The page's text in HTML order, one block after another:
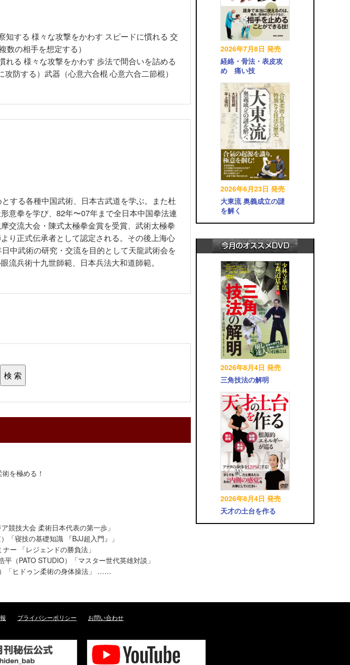
する 様々な攻撃をかわす スピードに慣れる 交
数の相手を想定する）
る 様々な攻撃をかわす 歩法で間合いを詰める
防する）武器（心意六合棍 心意六合二節棍）
する各種中国武術、日本古武道を学ぶ。また杜
意拳を学び、82年〜07年まで全日本中国拳法連
交流大会・陳式太極拳金賞を受賞、武術太極拳
り正式伝承者として認定される。その後上海心
中武術の研究・交流を目的として天龍武術会を
流兵術十九世師範、日本兵法大和道師範。
を極める！
競技大会 柔術日本代表の第一歩」
「寝技の基礎知識 『BJJ超入門』」
ー 「レジェンドの勝負法」
（PATO STUDIO）「マスター世代英雄対談」
「ヒドゥン柔術の身体操法」 ……
2026年7月8日 発売
経絡・骨法・表皮攻
め 痛い技
2026年6月23日 発売
大東流 奥義成立の謎
を解く
2026年8月4日 発売
三角技法の解明
2026年8月4日 発売
天才の土台を作る
プライバシーポリシー お問い合わせ